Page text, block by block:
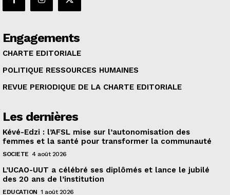
Engagements
CHARTE EDITORIALE
POLITIQUE RESSOURCES HUMAINES
REVUE PERIODIQUE DE LA CHARTE EDITORIALE
Les dernières
Kévé-Edzi : l’AFSL mise sur l’autonomisation des
femmes et la santé pour transformer la communauté
SOCIETE 4 août 2026
L’UCAO-UUT a célébré ses diplômés et lance le jubilé
des 20 ans de l’institution
EDUCATION 1 août 2026